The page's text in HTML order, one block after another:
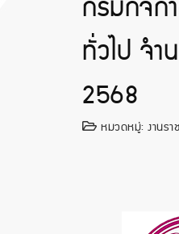
กรมกิจก
ทั่วไป จ
2568
หมวดหมู่: งานรา